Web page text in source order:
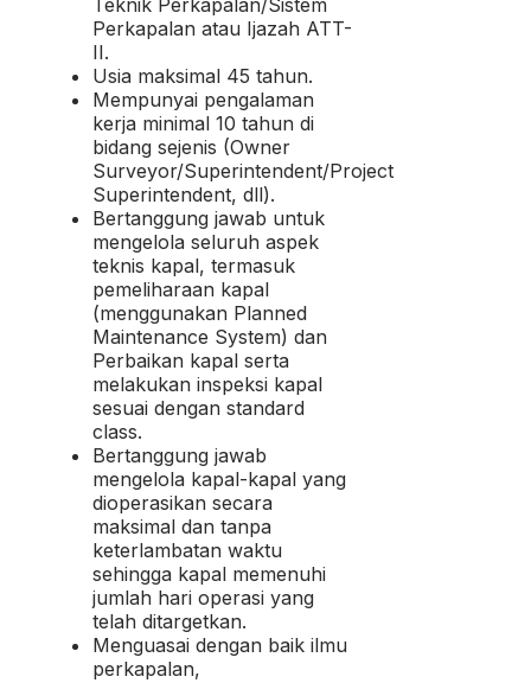
Perkapalan atau Ijazah ATT-
II.
Usia maksimal 45 tahun.
Mempunyai pengalaman
kerja minimal 10 tahun di
bidang sejenis (Owner
Surveyor/Superintendent/Project
Superintendent, dll).
Bertanggung jawab untuk
mengelola seluruh aspek
teknis kapal, termasuk
pemeliharaan kapal
(menggunakan Planned
Maintenance System) dan
Perbaikan kapal serta
melakukan inspeksi kapal
sesuai dengan standard
class.
Bertanggung jawab
mengelola kapal-kapal yang
dioperasikan secara
maksimal dan tanpa
keterlambatan waktu
sehingga kapal memenuhi
jumlah hari operasi yang
telah ditargetkan.
Menguasai dengan baik ilmu
perkapalan,